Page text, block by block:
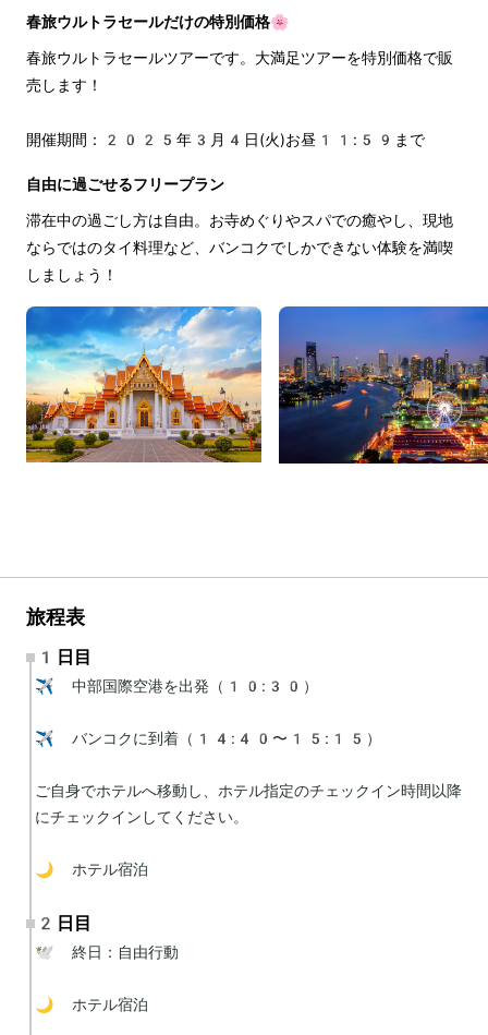
春旅ウルトラセールだけの特別価格🌸
春旅ウルトラセールツアーです。大満足ツアーを特別価格で販
売します！
開催期間：2025年3月4日(火)お昼11:59まで
自由に過ごせるフリープラン
滞在中の過ごし方は自由。お寺めぐりやスパでの癒やし、現地
ならではのタイ料理など、バンコクでしかできない体験を満喫
しましょう！
旅程表
1日目
✈️ 中部国際空港を出発（10:30）
✈️ バンコクに到着（14:40〜15:15）
ご自身でホテルへ移動し、ホテル指定のチェックイン時間以降
にチェックインしてください。
🌙 ホテル宿泊
2日目
🕊 終日：自由行動
🌙 ホテル宿泊